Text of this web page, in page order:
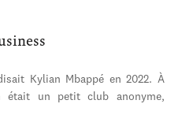
Kylian Mbappé en 2022. À
était un petit club anonyme,